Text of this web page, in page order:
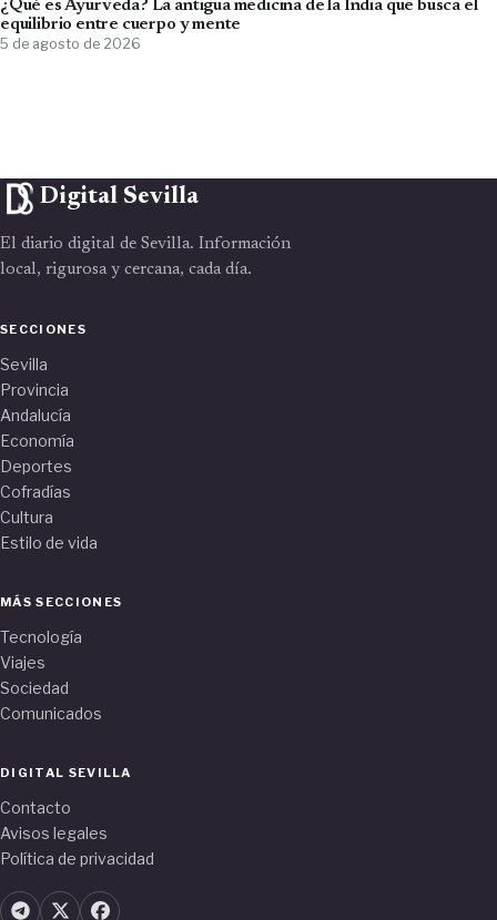
¿Qué es Ayurveda? La antigua medicina de la India que busca el
equilibrio entre cuerpo y mente
5 de agosto de 2026
Digital Sevilla
El diario digital de Sevilla. Información
local, rigurosa y cercana, cada día.
SECCIONES
Sevilla
Provincia
Andalucía
Economía
Deportes
Cofradías
Cultura
Estilo de vida
MÁS SECCIONES
Tecnología
Viajes
Sociedad
Comunicados
DIGITAL SEVILLA
Contacto
Avisos legales
Política de privacidad